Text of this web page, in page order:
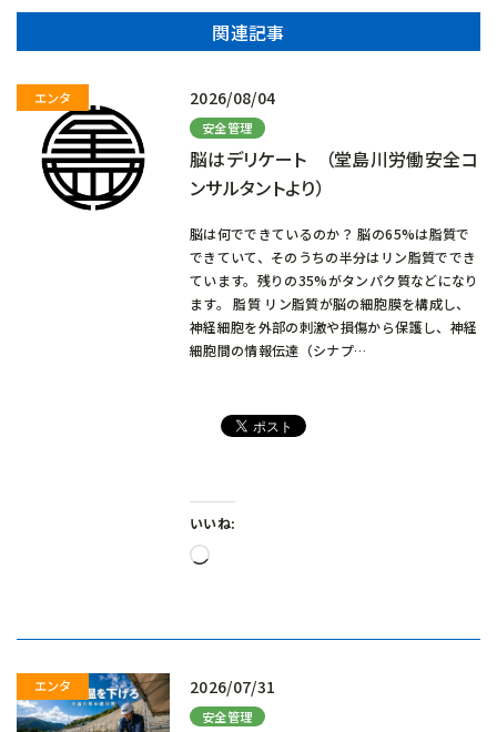
関連記事
2026/08/04
安全管理
脳はデリケート （堂島川労働安全コ
ンサルタントより）
脳は何でできているのか？ 脳の65%は脂質で
できていて、そのうちの半分はリン脂質ででき
ています。残りの35%がタンパク質などになり
ます。 脂質 リン脂質が脳の細胞膜を構成し、
神経細胞を外部の刺激や損傷から保護し、神経
細胞間の情報伝達（シナプ…
いいね:
読
2026/07/31
安全管理